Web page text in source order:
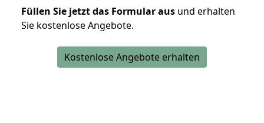
Füllen Sie jetzt das Formular aus und erhalten
Sie kostenlose Angebote.
Kostenlose Angebote erhalten